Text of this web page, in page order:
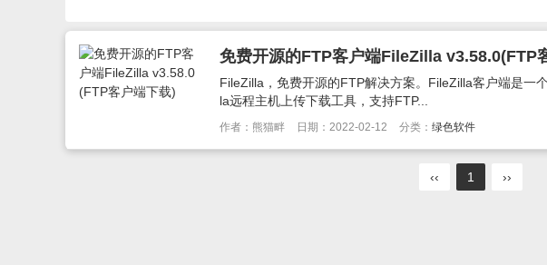
免费开源的FTP客户端FileZilla v3.58.0(FTP
FileZilla，免费开源的FTP解决方案。FileZilla客户端是一
la远程主机上传下载工具，支持FTP...
作者：熊猫畔 日期：2022-02-12 分类： 绿色软件
‹‹ 1 ››